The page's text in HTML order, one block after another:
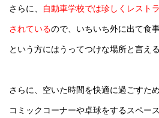
さらに、 自動車学校では珍しくレスト
されているので、いちいち外に出て食
という方にはうってつけな場所と言え
さらに、空いた時間を快適に過ごすた
コミックコーナーや卓球をするスペー